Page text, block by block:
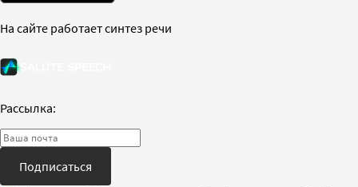
На сайте работает синтез речи
Рассылка:
Подписаться